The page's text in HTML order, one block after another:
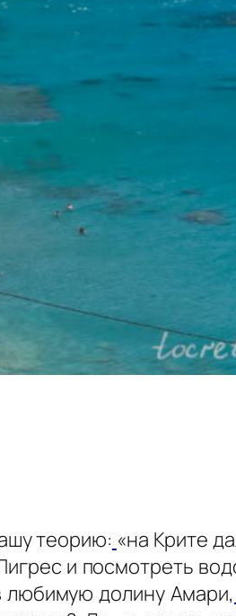
теорию: «на Крите
и посмотреть
любимую долину Амари,